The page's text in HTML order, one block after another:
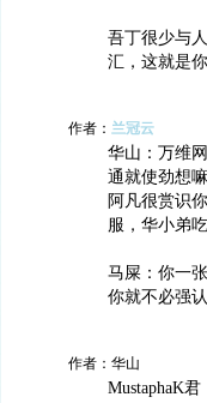
吾丁很少与
汇，这就是
作者： 兰冠云
华山：万维
通就使劲想
阿凡很赏识
服，华小弟
马屎：你一
你就不必强
作者：华山
MustaphaK君